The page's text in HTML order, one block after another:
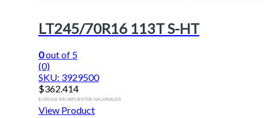
LT245/70R16 113T S-HT
0out of 5
(0)
SKU: 3929500
$362.414
$ 299.516 SIN IMPUESTOS NACIONALES
View Product